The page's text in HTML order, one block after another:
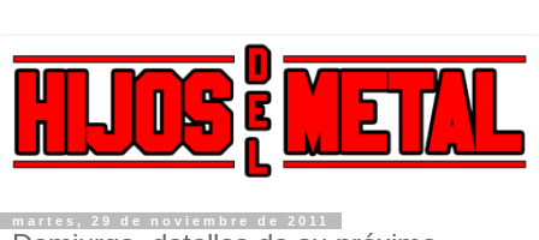
martes, 29 de noviembre de 2011